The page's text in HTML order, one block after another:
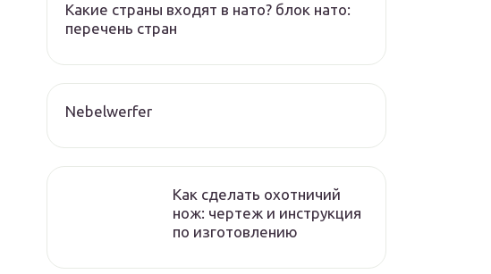
Какие страны входят в нато? блок нато:
перечень стран
Nebelwerfer
Как сделать охотничий
нож: чертеж и инструкция
по изготовлению